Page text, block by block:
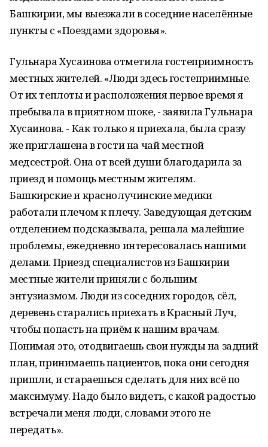
Башкирии, мы выезжали в соседние населённые
пункты с «Поездами здоровья».
Гульнара Хусаинова отметила гостеприимность
местных жителей. «Люди здесь гостеприимные.
От их теплоты и расположения первое время я
пребывала в приятном шоке, - заявила Гульнара
Хусаинова. - Как только я приехала, была сразу
же приглашена в гости на чай местной
медсестрой. Она от всей души благодарила за
приезд и помощь местным жителям.
Башкирские и краснолучинские медики
работали плечом к плечу. Заведующая детским
отделением подсказывала, решала малейшие
проблемы, ежедневно интересовалась нашими
делами. Приезд специалистов из Башкирии
местные жители приняли с большим
энтузиазмом. Люди из соседних городов, сёл,
деревень старались приехать в Красный Луч,
чтобы попасть на приём к нашим врачам.
Понимая это, отодвигаешь свои нужды на задний
план, принимаешь пациентов, пока они сегодня
пришли, и стараешься сделать для них всё по
максимуму. Надо было видеть, с какой радостью
встречали меня люди, словами этого не
передать».